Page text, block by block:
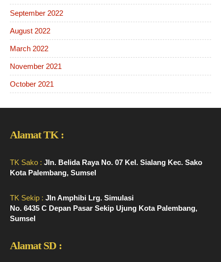
September 2022
August 2022
March 2022
November 2021
October 2021
Alamat TK :
TK Sako : Jln. Belida Raya No. 07 Kel. Sialang Kec. Sako
Kota Palembang, Sumsel
TK Sekip : Jln Amphibi Lrg. Simulasi
No. 6435 C Depan Pasar Sekip Ujung Kota Palembang,
Sumsel
Alamat SD :